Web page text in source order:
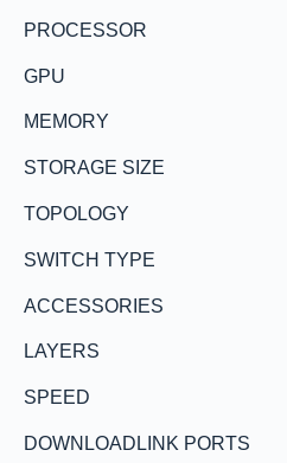
PROCESSOR
GPU
MEMORY
STORAGE SIZE
TOPOLOGY
SWITCH TYPE
ACCESSORIES
LAYERS
SPEED
DOWNLOADLINK PORTS